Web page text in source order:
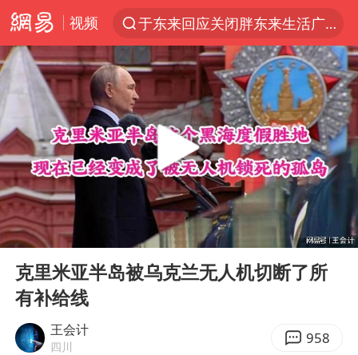
视频
于东来回应关闭胖东来生活广场店
上半年我国经营主体结构持续优化
白海豚登陆强度略强于巴威
《披荆斩棘2026》阵容官宣
杭州机场已取消航班388架次
浙江省委书记：该停下的坚决停下来
美将每月供乌爱国者拦截导弹
白海豚北上或致京津冀暴雨
Play
00:00 09:19
克里米亚半岛被乌克兰无人机切断了所
有补给线
王会计
四川 958